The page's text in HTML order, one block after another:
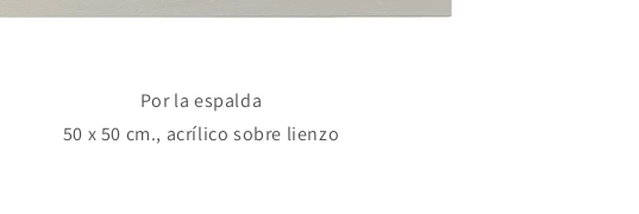
Por la espalda
50 x 50 cm., acrílico sobre lienzo